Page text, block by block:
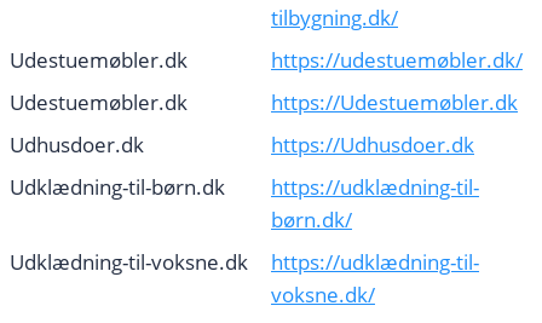
tilbygning.dk/
Udestuemøbler.dk
https://udestuemøbler.dk/
Udestuemøbler.dk
https://Udestuemøbler.dk
Udhusdoer.dk
https://Udhusdoer.dk
Udklædning-til-børn.dk
https://udklædning-til-
børn.dk/
Udklædning-til-voksne.dk
https://udklædning-til-
voksne.dk/